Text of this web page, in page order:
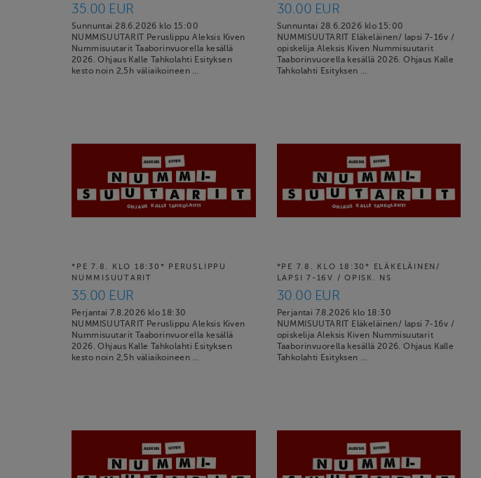
35.00 EUR
Sunnuntai 28.6.2026 klo 15:00
NUMMISUUTARIT Peruslippu Aleksis Kiven
Nummisuutarit Taaborinvuorella kesällä
2026. Ohjaus Kalle Tahkolahti Esityksen
kesto noin 2,5h väliaikoineen …
30.00 EUR
Sunnuntai 28.6.2026 klo 15:00
NUMMISUUTARIT Eläkeläinen/ lapsi 7-16v /
opiskelija Aleksis Kiven Nummisuutarit
Taaborinvuorella kesällä 2026. Ohjaus Kalle
Tahkolahti Esityksen …
*PE 7.8. KLO 18:30* PERUSLIPPU
NUMMISUUTARIT
35.00 EUR
Perjantai 7.8.2026 klo 18:30
NUMMISUUTARIT Peruslippu Aleksis Kiven
Nummisuutarit Taaborinvuorella kesällä
2026. Ohjaus Kalle Tahkolahti Esityksen
kesto noin 2,5h väliaikoineen …
*PE 7.8. KLO 18:30* ELÄKELÄINEN/
LAPSI 7-16V / OPISK. NS
30.00 EUR
Perjantai 7.8.2026 klo 18:30
NUMMISUUTARIT Eläkeläinen/ lapsi 7-16v /
opiskelija Aleksis Kiven Nummisuutarit
Taaborinvuorella kesällä 2026. Ohjaus Kalle
Tahkolahti Esityksen …